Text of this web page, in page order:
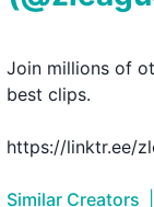
Join millions of
best clips.
https://linktr.ee/
Similar Creators